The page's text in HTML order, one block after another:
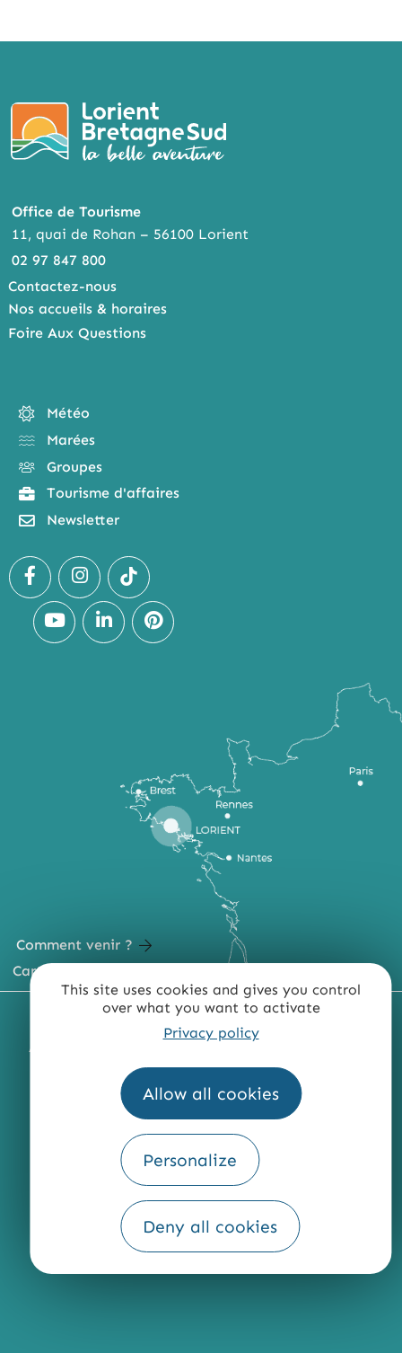
This site uses cookies and gives you control
over what you want to activate
Privacy policy
Allow all cookies
Personalize
Deny all cookies
Office de Tourisme
11, quai de Rohan – 56100 Lorient
02 97 847 800
Contactez-nous
Nos accueils & horaires
Foire Aux Questions
Météo
Marées
Groupes
Tourisme d'affaires
Newsletter
Comment venir ?
Carte du territoire
MENTIONS LÉGALES PLAN DU SITE
ACCESSIBILITÉ : NON CONFORME
Fourni par
Traduction